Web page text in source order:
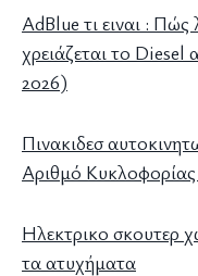
AdBlue τι ειναι : Πώς
χρειάζεται το
2026)
Πινακιδεσ
Αριθμό
Ηλεκτρικο σκουτερ
τα ατυχήματα